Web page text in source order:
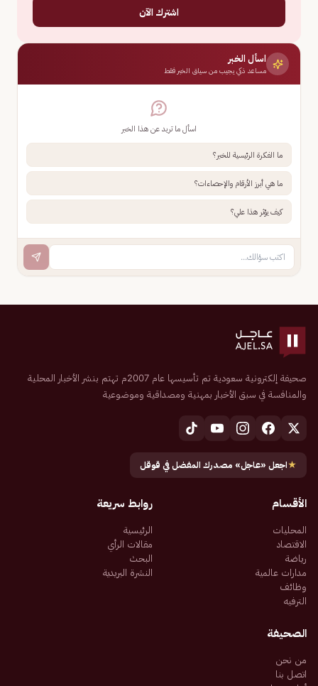
اشترك الآن
اسأل الخبر
مساعد ذكي يجيب من سياق الخبر فقط
اسأل ما تريد عن هذا الخبر
ما الفكرة الرئيسية للخبر؟
ما هي أبرز الأرقام والإحصاءات؟
كيف يؤثر هذا علي؟
صحيفة إلكترونية سعودية تم تأسيسها عام 2007م تهتم بنشر الأخبار المحلية
والمنافسة في سبق الأخبار بمهنية ومصداقية وموضوعية
★اجعل «عاجل» مصدرك المفضل في قوقل
الأقسام
المحليات
الاقتصاد
رياضة
مدارات عالمية
وظائف
الترفيه
روابط سريعة
الرئيسية
مقالات الرأي
البحث
النشرة البريدية
الصحيفة
من نحن
اتصل بنا